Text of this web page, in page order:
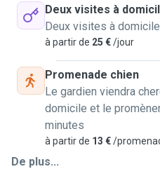
Deux visites à
Deux visites à
à partir de 25 €/jour
Promenade chien
Le gardien viendra
domicile et le
minutes
à partir de 13 €/
De plus...